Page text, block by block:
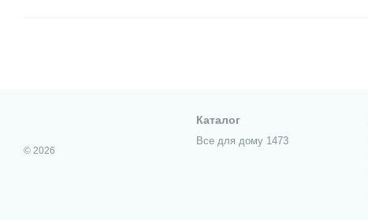
© 2026
Каталог
Все для дому 1473